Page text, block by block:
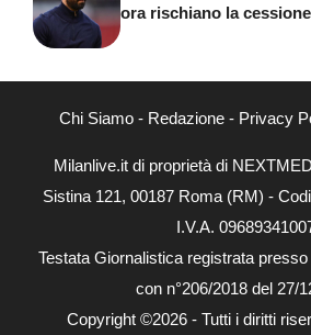
ora rischiano la cessione
Chi Siamo- Redazione- Privacy
Milanlive.it di proprietà di
Sistina 121, 00187 Roma (RM) -
I.V.A.
Testata Giornalistica registrata
con n°206/2018 del 27/
Copyright ©2026 - Tutti i diritti